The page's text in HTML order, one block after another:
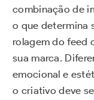
combinação de
o que determina
rolagem do feed
sua marca.
emocional e
o criativo deve